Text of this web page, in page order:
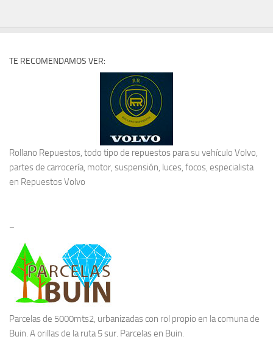
TE RECOMENDAMOS VER:
Rollano Repuestos, todo tipo de repuestos para su vehículo Volvo,
partes de carrocería, motor, suspensión, luces, focos, especialista
en Repuestos Volvo
–
Parcelas de 5000mts2, urbanizadas con rol propio en la comuna de
Buin. A orillas de la ruta 5 sur. Parcelas en Buin.